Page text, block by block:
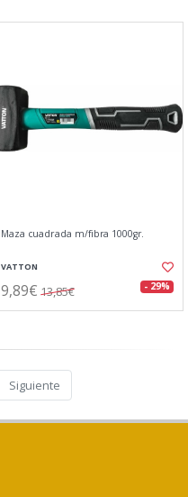
Maza cuadrada m/fibra 1000gr.
VATTON
9,89€ 13,85€ - 29%
Siguiente